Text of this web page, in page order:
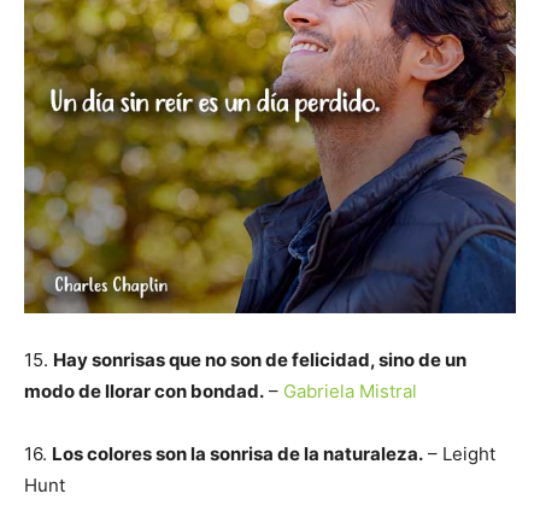
15. Hay sonrisas que no son de felicidad, sino de un
modo de llorar con bondad. – Gabriela Mistral
16. Los colores son la sonrisa de la naturaleza. – Leight
Hunt